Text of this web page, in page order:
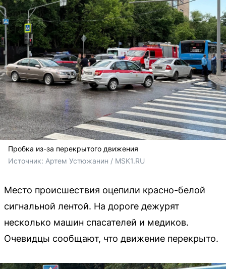
Пробка из-за перекрытого движения
Источник: Артем Устюжанин / MSK1.RU
Место происшествия оцепили красно-белой
сигнальной лентой. На дороге дежурят
несколько машин спасателей и медиков.
Очевидцы сообщают, что движение перекрыто.